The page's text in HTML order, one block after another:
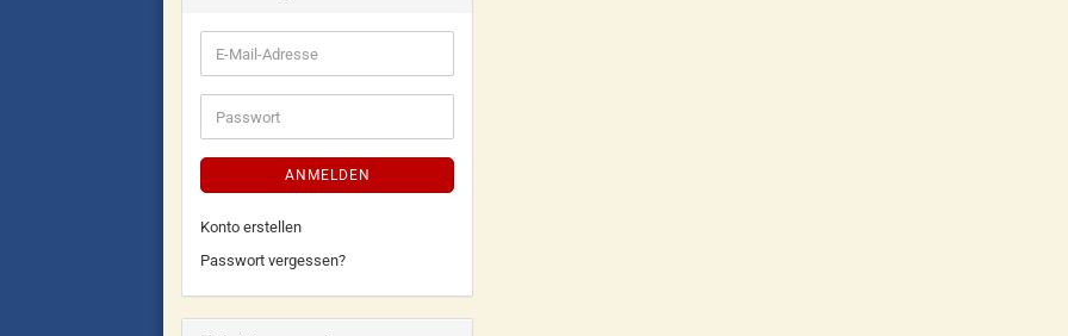
ANMELDEN
Konto erstellen
Passwort vergessen?